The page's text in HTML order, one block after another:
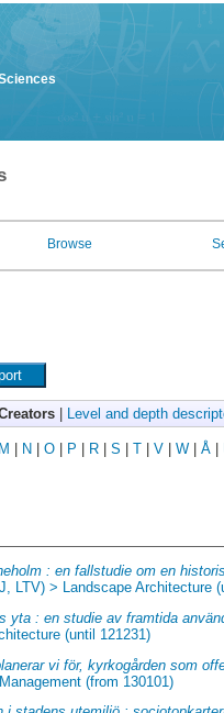
Browse
Level and depth
M N O| P R| S T| V| W| Å|
: en fallstudie om en
LTV) > Landscape Architecture
yta : en studie av framtida
(until 121231)
vi för, kyrkogården som
(from 130101)